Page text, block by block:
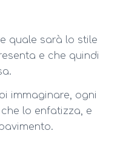
quale sarà lo stile
e che quindi
immaginare, ogni
lo enfatizza, e